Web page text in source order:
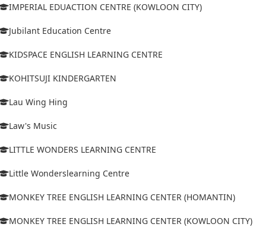
IMPERIAL EDUACTION CENTRE (KOWLOON CITY)
Jubilant Education Centre
KIDSPACE ENGLISH LEARNING CENTRE
KOHITSUJI KINDERGARTEN
Lau Wing Hing
Law's Music
LITTLE WONDERS LEARNING CENTRE
Little Wonderslearning Centre
MONKEY TREE ENGLISH LEARNING CENTER (HOMANTIN)
MONKEY TREE ENGLISH LEARNING CENTER (KOWLOON CITY)